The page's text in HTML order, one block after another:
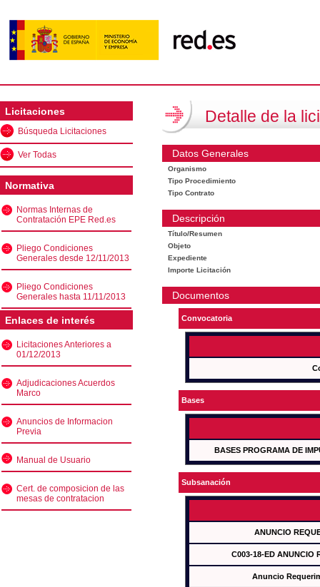
Licitaciones
Búsqueda Licitaciones
Ver Todas
Normativa
Normas Internas de
Contratación EPE Red.es
Pliego Condiciones
Generales desde 12/11/2013
Pliego Condiciones
Generales hasta 11/11/2013
Enlaces de interés
Licitaciones Anteriores a
01/12/2013
Adjudicaciones Acuerdos
Marco
Anuncios de Informacion
Previa
Manual de Usuario
Cert. de composicion de las
mesas de contratacion
Detalle de la
Datos Generales
Organismo
Tipo Procedimiento
Tipo Contrato
Descripción
Título/Resumen
Objeto
Expediente
Importe Licitación
Documentos
Convocatoria
Bases
BASES PROGRAMA DE
Subsanación
ANUNCIO
C003-18-ED ANUNCIO
Anuncio